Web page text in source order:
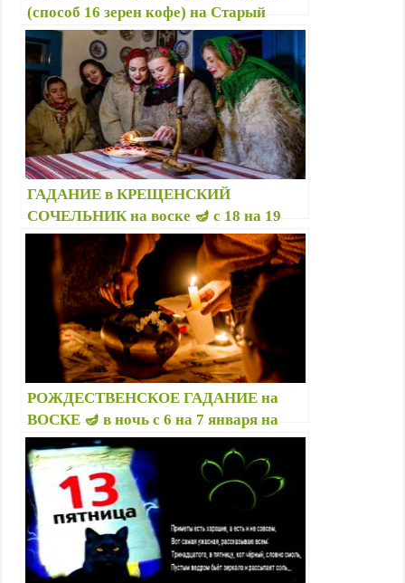
(способ 16 зерен кофе) на Старый
Новый год 13-14 января 2023 —
Значение фигур в чашке, толкование
ГАДАНИЕ в КРЕЩЕНСКИЙ
СОЧЕЛЬНИК на воске 🪔 с 18 на 19
января, значение восковых фигур при
гадании — Как правильно гадать?
РОЖДЕСТВЕНСКОЕ ГАДАНИЕ на
ВОСКЕ 🪔 в ночь с 6 на 7 января на
удачу, деньги, успех, суженого —
Значение фигур гадания на воске